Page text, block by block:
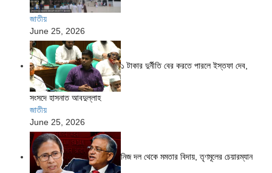
জাতীয়
June 25, 2026
১ টাকার দুর্নীতি বের করতে পারলে ইস্তফা দেব,
সংসদে হাসনাত আবদুল্লাহ
জাতীয়
June 25, 2026
নিজ দল থেকে মমতার বিদায়, তৃণমূলের চেয়ারম্যান